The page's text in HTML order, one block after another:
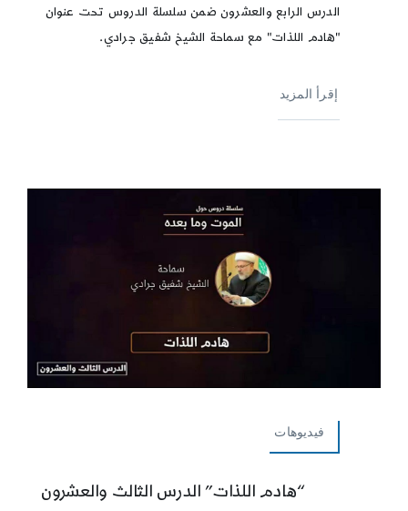
الدرس الرابع والعشرون ضمن سلسلة الدروس تحت عنوان
"هادم اللذات" مع سماحة الشيخ شفيق جرادي.
إقرأ المزيد
فيديوهات
“هادم اللذات” الدرس الثالث والعشرون